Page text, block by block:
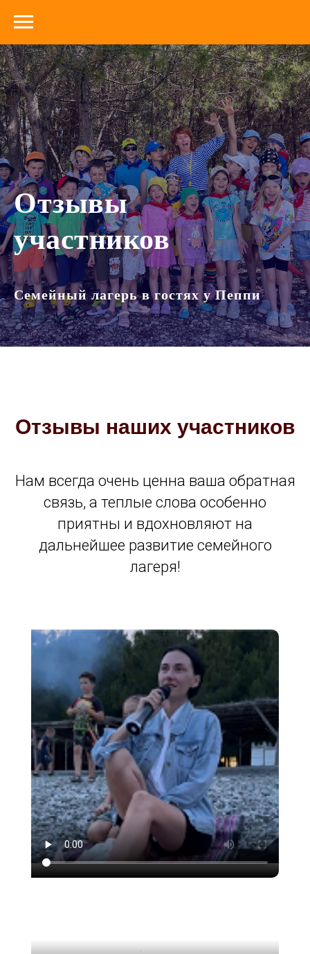
Отзывы
участников
Семейный лагерь в гостях у Пеппи
Отзывы наших участников
Нам всегда очень ценна ваша обратная
связь, а теплые слова особенно
приятны и вдохновляют на
дальнейшее развитие семейного
лагеря!